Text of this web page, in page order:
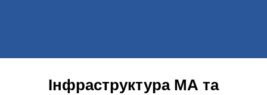
Інфраструктура МА та